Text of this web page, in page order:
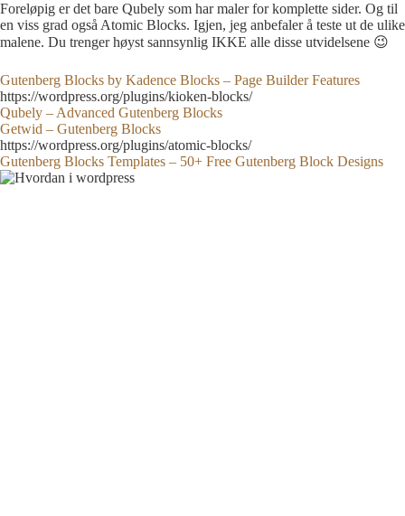
Foreløpig er det bare Qubely som har maler for komplette sider. Og til
en viss grad også Atomic Blocks. Igjen, jeg anbefaler å teste ut de ulike
malene. Du trenger høyst sannsynlig IKKE alle disse utvidelsene 😉
Gutenberg Blocks by Kadence Blocks – Page Builder Features
https://wordpress.org/plugins/kioken-blocks/
Qubely – Advanced Gutenberg Blocks
Getwid – Gutenberg Blocks
https://wordpress.org/plugins/atomic-blocks/
Gutenberg Blocks Templates – 50+ Free Gutenberg Block Designs